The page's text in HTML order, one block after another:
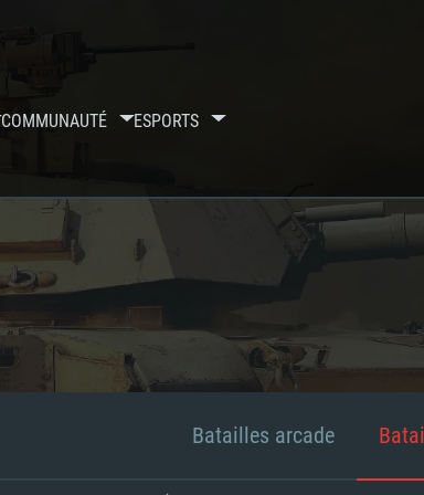
COMMUNAUTÉ ESPORTS
Batailles arcade